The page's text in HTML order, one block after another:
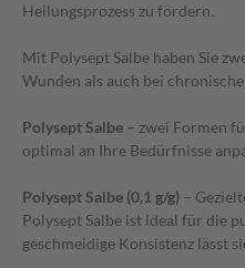
Heilungsprozess zu fördern.
Mit Polysept Salbe haben Sie
Wunden als auch bei
Polysept Salbe – zwei Formen
optimal an Ihre Bedürfnisse
Polysept Salbe (0,1 g/g) –
Polysept Salbe ist ideal für die
geschmeidige Konsistenz lässt